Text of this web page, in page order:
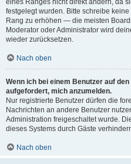
eines Ranges nicht direkt ändern, da
festgelegt wurden. Bitte schreibe
Rang zu erhöhen — die meisten
Moderator oder Administrator wird
wieder zurücksetzen.
Nach oben
Wenn ich bei einem Benutzer auf
aufgefordert, mich anzumelden.
Nur registrierte Benutzer dürfen die
Nachrichten an andere Benutzer
Administration freigeschaltet wurde.
dieses Systems durch Gäste
Nach oben